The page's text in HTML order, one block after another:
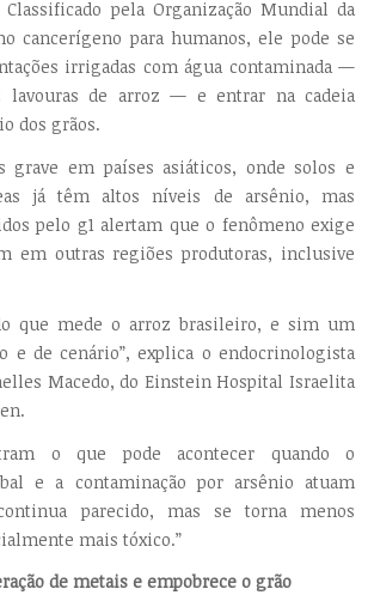
pela Organização Mundial da
cancerígeno para humanos, ele pode se
irrigadas com água contaminada —
lavouras de arroz — e entrar na cadeia
dos grãos.
grave em países asiáticos, onde solos e
já têm altos níveis de arsênio, mas
pelo g1 alertam que o fenômeno exige
em outras regiões produtoras, inclusive
que mede o arroz brasileiro, e sim um
e de cenário”, explica o endocrinologista
Macedo, do Einstein Hospital Israelita
o que pode acontecer quando o
e a contaminação por arsênio atuam
parecido, mas se torna menos
mais tóxico.”
de metais e empobrece o grão